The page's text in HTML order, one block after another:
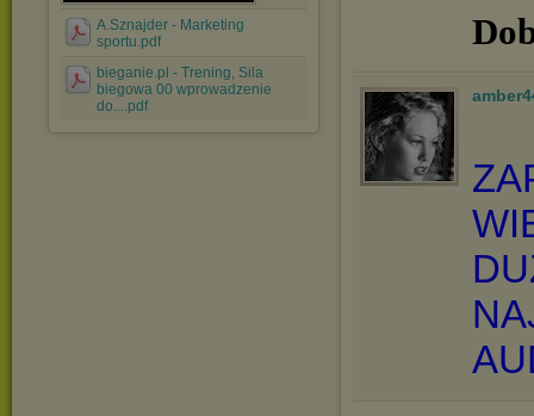
A.Sznajder - Marketing
sportu.pdf
bieganie.pl - Trening, Sila
biegowa 00 wprowadzenie
do....pdf